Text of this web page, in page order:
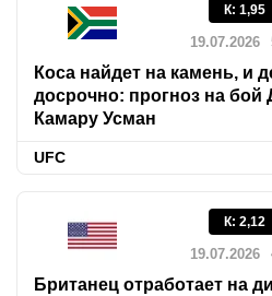
К: 1,95
19.07.2026
Коса найдет на камень, и
досрочно: прогноз на
Камару Усман
UFC
К: 2,12
19.07.2026
Британец отработает на